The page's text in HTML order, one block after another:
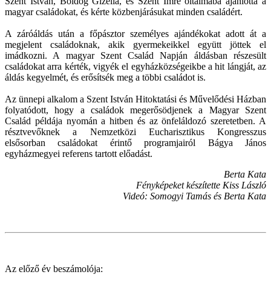
magyar családokat, és kérte közbenjárásukat minden családért.
A záróáldás után a főpásztor személyes ajándékokat adott át a
megjelent családoknak, akik gyermekeikkel együtt jöttek el
imádkozni. A magyar Szent Család Napján áldásban részesült
családokat arra kérték, vigyék el egyházközségeikbe a hit lángját, az
áldás kegyelmét, és erősítsék meg a többi családot is.
Az ünnepi alkalom a Szent István Hitoktatási és Művelődési Házban
folyatódott, hogy a családok megerősödjenek a Magyar Szent
Család példája nyomán a hitben és az önfeláldozó szeretetben. A
résztvevőknek a Nemzetközi Eucharisztikus Kongresszus
elsősorban családokat érintő programjairól Bágya János
egyházmegyei referens tartott előadást.
Berta Kata
Fényképeket készítette Kiss László
Videó: Somogyi Tamás és Berta Kata
Az előző év beszámolója: